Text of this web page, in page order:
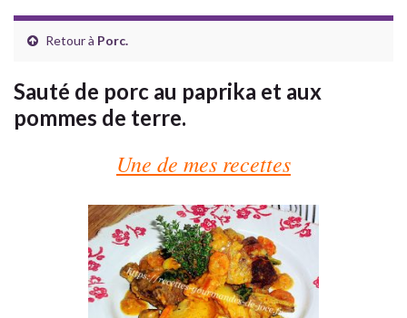
Retour à Porc.
Sauté de porc au paprika et aux
pommes de terre.
Une de mes recettes